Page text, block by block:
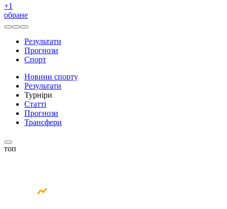
+1
обране
Результати
Прогнози
Спорт
Новини спорту
Результати
Турніри
Статті
Прогнози
Трансфери
топ